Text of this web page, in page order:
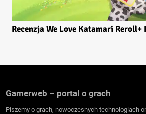
Recenzja We Love Katamari Reroll+
Gamerweb – portal o grach
Piszemy o grach, nowoczesnych technologiach